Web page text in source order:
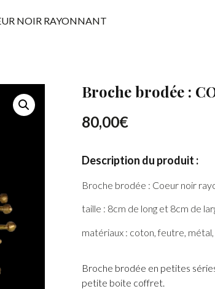
NOIR RAYONNANT
Broche brodée :
80,00€
Description du produit :
Broche brodée : Coeur noir
taille : 8cm de long et 8cm de
matériaux : coton, feutre,
Broche brodée en petites
petite boite coffret.